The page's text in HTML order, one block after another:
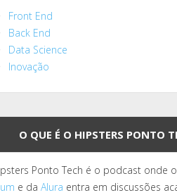
Front End
Back End
Data Science
Inovação
O QUE É O HIPSTERS PONTO
Ponto Tech é o podcast onde
e daAlura entra em discussões